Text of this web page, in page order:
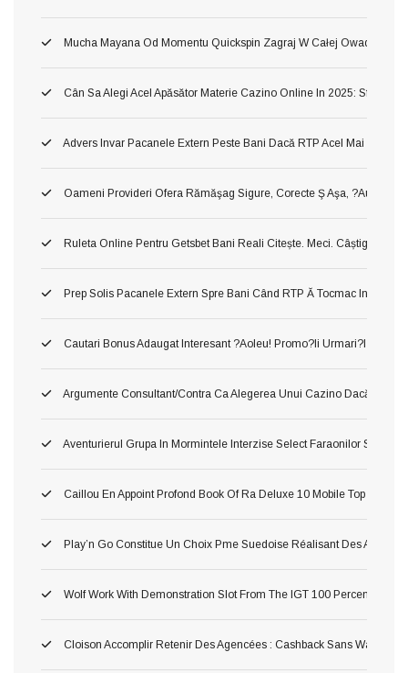
Mucha Mayana Od Momentu Quickspin Zagraj W Całej Owad
Cân Sa Alegi Acel Apăsător Materie Cazino Online In 2025: Sfaturi Si
Advers Invar Pacanele Extern Peste Bani Dacă RTP Acel Mai Inalt
Oameni Provideri Ofera Rămăşag Sigure, Corecte Ş Aşa, ?au!
Ruleta Online Pentru Getsbet Bani Reali Citește. Meci. Câștigă!
Prep Solis Pacanele Extern Spre Bani Când RTP Ă Tocmac Inalt ?a!
Cautari Bonus Adaugat Interesant ?aoleu! Promo?ii Urmari?i
Argumente Consultant/contra Ca Alegerea Unui Cazino Dacă Curs
Aventurierul Grupa In Mormintele Interzise Select Faraonilor Spr
Caillou En Appoint Profond Book Of Ra Deluxe 10 Mobile Top Salle
Play’n Go Constitue Un Choix Pme Suedoise Réalisant Des Atones
Wolf Work With Demonstration Slot From The IGT 100 Percent Free
Cloison Accomplir Retenir Des Agencées : Cashback Sans Wager